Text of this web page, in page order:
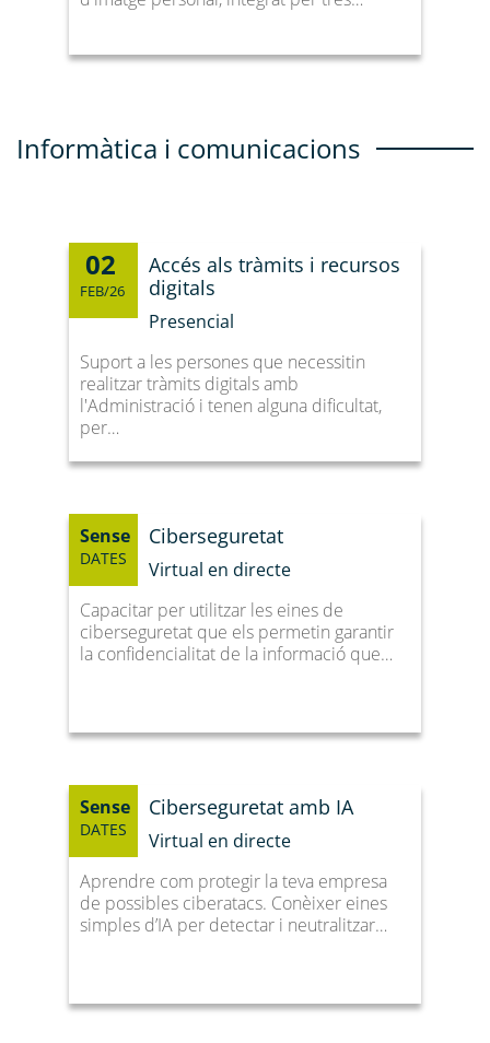
Informàtica i comunicacions
02
FEB/26
Accés als tràmits i recursos
digitals
Presencial
Suport a les persones que necessitin
realitzar tràmits digitals amb
l'Administració i tenen alguna dificultat,
per…
Sense
DATES
Ciberseguretat
Virtual en directe
Capacitar per utilitzar les eines de
ciberseguretat que els permetin garantir
la confidencialitat de la informació que…
Sense
DATES
Ciberseguretat amb IA
Virtual en directe
Aprendre com protegir la teva empresa
de possibles ciberatacs. Conèixer eines
simples d’IA per detectar i neutralitzar…